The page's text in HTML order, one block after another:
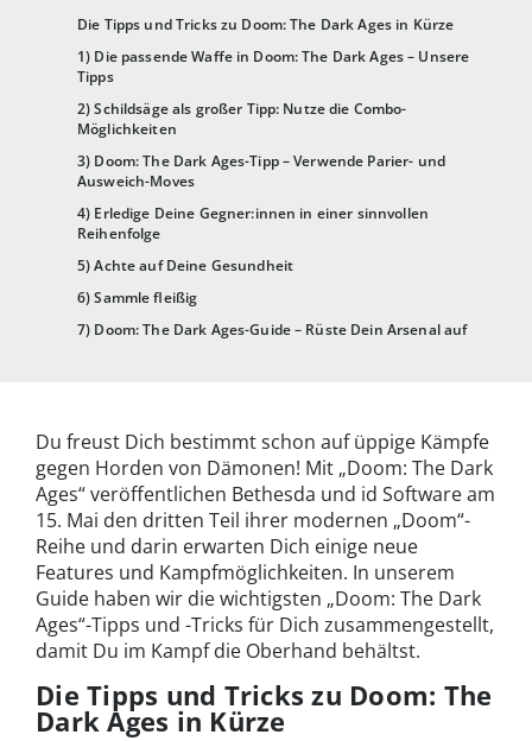
Die Tipps und Tricks zu Doom: The Dark Ages in Kürze
1) Die passende Waffe in Doom: The Dark Ages – Unsere
Tipps
2) Schildsäge als großer Tipp: Nutze die Combo-
Möglichkeiten
3) Doom: The Dark Ages-Tipp – Verwende Parier- und
Ausweich-Moves
4) Erledige Deine Gegner:innen in einer sinnvollen
Reihenfolge
5) Achte auf Deine Gesundheit
6) Sammle fleißig
7) Doom: The Dark Ages-Guide – Rüste Dein Arsenal auf
Du freust Dich bestimmt schon auf üppige Kämpfe
gegen Horden von Dämonen! Mit „Doom: The Dark
Ages“ veröffentlichen Bethesda und id Software am
15. Mai den dritten Teil ihrer modernen „Doom“-
Reihe und darin erwarten Dich einige neue
Features und Kampfmöglichkeiten. In unserem
Guide haben wir die wichtigsten „Doom: The Dark
Ages“-Tipps und -Tricks für Dich zusammengestellt,
damit Du im Kampf die Oberhand behältst.
Die Tipps und Tricks zu Doom: The
Dark Ages in Kürze